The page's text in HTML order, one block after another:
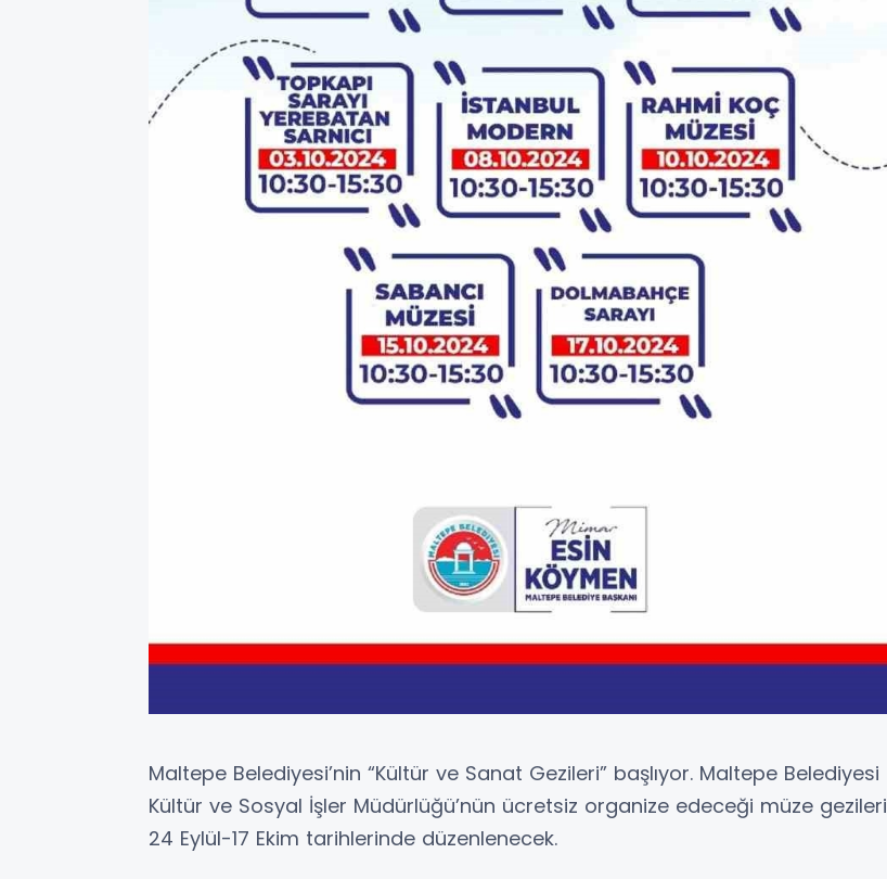
Maltepe Belediyesi’nin “Kültür ve Sanat Gezileri” başlıyor. Maltepe Belediyesi
Kültür ve Sosyal İşler Müdürlüğü’nün ücretsiz organize edeceği müze gezileri
24 Eylül-17 Ekim tarihlerinde düzenlenecek.